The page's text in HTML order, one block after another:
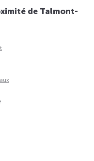
de Talmont-